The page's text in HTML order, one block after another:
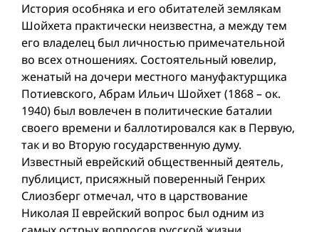
История особняка и его обитателей землякам
Шойхета практически неизвестна, а между тем
его владелец был личностью примечательной
во всех отношениях. Состоятельный ювелир,
женатый на дочери местного мануфактурщика
Потиевского, Абрам Ильич Шойхет (1868 – ок.
1940) был вовлечен в политические баталии
своего времени и баллотировался как в Первую,
так и во Вторую государственную думу.
Известный еврейский общественный деятель,
публицист, присяжный поверенный Генрих
Слиозберг отмечал, что в царствование
Николая II еврейский вопрос был одним из